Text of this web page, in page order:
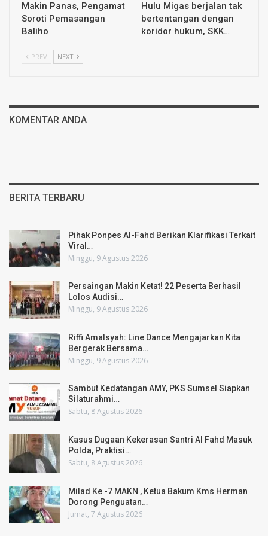
Makin Panas, Pengamat
Soroti Pemasangan
Baliho
Hulu Migas berjalan tak
bertentangan dengan
koridor hukum, SKK…
PREV NEXT
KOMENTAR ANDA
BERITA TERBARU
Pihak Ponpes Al-Fahd Berikan Klarifikasi Terkait
Viral…
Minggu, 9 Agustus 2026
Persaingan Makin Ketat! 22 Peserta Berhasil
Lolos Audisi…
Minggu, 9 Agustus 2026
Riffi Amalsyah: Line Dance Mengajarkan Kita
Bergerak Bersama…
Minggu, 9 Agustus 2026
Sambut Kedatangan AMY, PKS Sumsel Siapkan
Silaturahmi…
Sabtu, 8 Agustus 2026
Kasus Dugaan Kekerasan Santri Al Fahd Masuk
Polda, Praktisi…
Sabtu, 8 Agustus 2026
Milad Ke -7 MAKN , Ketua Bakum Kms Herman
Dorong Penguatan…
Jumat, 7 Agustus 2026